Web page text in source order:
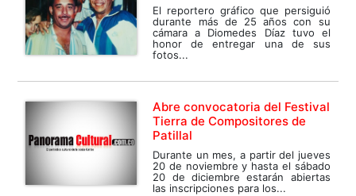
El reportero gráfico que persiguió
durante más de 25 años con su
cámara a Diomedes Díaz tuvo el
honor de entregar una de sus
fotos...
Abre convocatoria del Festival
Tierra de Compositores de
Patillal
Durante un mes, a partir del jueves
20 de noviembre y hasta el sábado
20 de diciembre estarán abiertas
las inscripciones para los...